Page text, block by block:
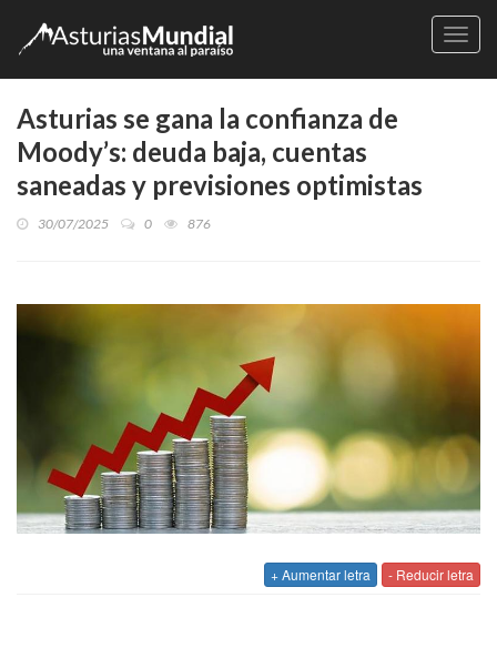
Asturias se gana la confianza de
Moody’s: deuda baja, cuentas
saneadas y previsiones optimistas
30/07/2025 0 876
+ Aumentar letra - Reducir letra